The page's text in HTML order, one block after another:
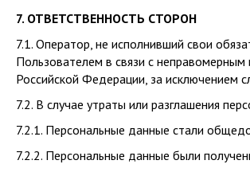
7. ОТВЕТСТВЕННОСТЬ СТОРОН
7.1. Оператор, не исполнивший свои
Пользователем в связи с
Российской Федерации, за исключением
7.2. В случае утраты или разглашения
7.2.1. Персональные данные стали
7.2.2. Персональные данные были